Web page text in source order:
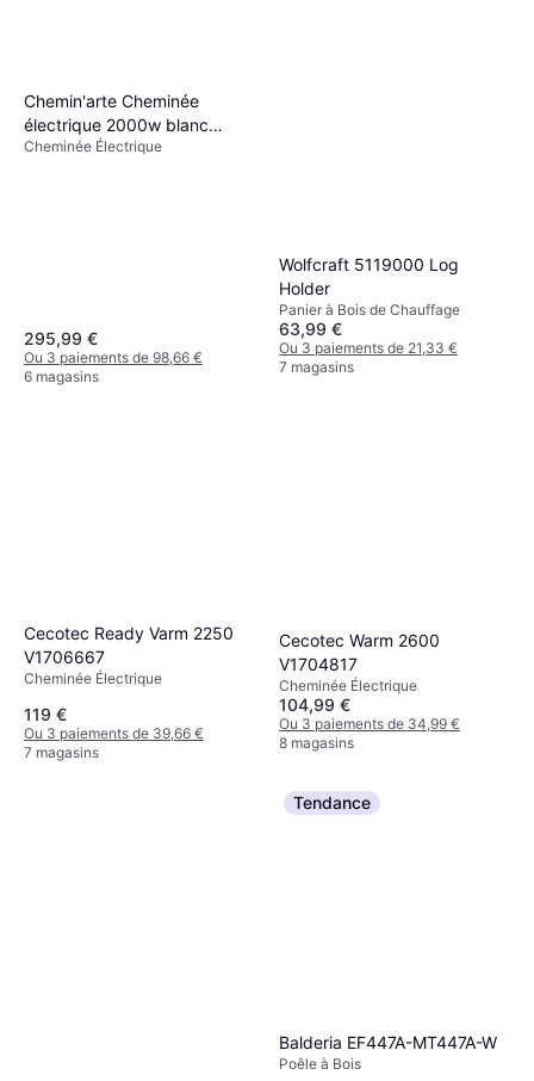
Chemin'arte Cheminée
électrique 2000w blanc
lounge medium blanc
Cheminée Électrique
295,99 €
Ou 3 paiements de 98,66 €
6 magasins
Wolfcraft 5119000 Log
Holder
Panier à Bois de Chauffage
63,99 €
Ou 3 paiements de 21,33 €
7 magasins
Cecotec Ready Varm 2250
V1706667
Cheminée Électrique
119 €
Ou 3 paiements de 39,66 €
7 magasins
Cecotec Warm 2600
V1704817
Cheminée Électrique
104,99 €
Ou 3 paiements de 34,99 €
8 magasins
Tendance
Balderia EF447A-MT447A-W
Poêle à Bois